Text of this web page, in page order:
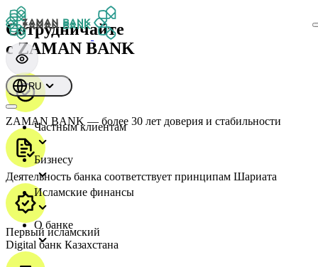
RU
Частным клиентам
Бизнесу
Исламские финансы
О банке
Сотрудничайте
с ZAMAN BANK
ZAMAN BANK — более 30 лет доверия и стабильности
Деятельность банка соответствует принципам Шариата
Первый исламский
Digital банк Казахстана